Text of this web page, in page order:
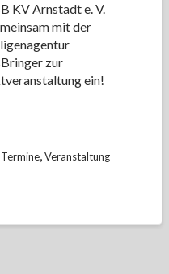
KV Arnstadt e. V.
mit der
zur
ein!
Termine,Veranstaltung